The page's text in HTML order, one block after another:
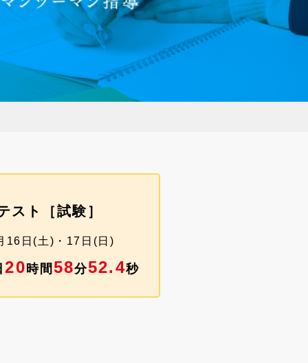
スト［試験］
16日(土)・17日(日)
20時間 58分51.3秒